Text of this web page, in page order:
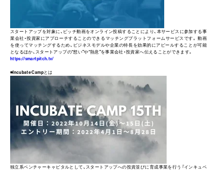
スタートアップを対象に、ピッチ動画をオンライン投稿することにより、本サービスに参加する事
業会社・投資家にアプローチすることのできるマッチングプラットフォームサービスです。 動画
を使ってマッチングするため、ビジネスモデルや企業の特長を効果的にアピールすることが可能
となるほか、スタートアップの“想い”や“熱意”を事業会社・投資家へ伝えることができます。
https://smartpitch.tv/
■Incubate Campとは
独立系ベンチャーキャピタルとして、スタートアップへの投資並びに育成事業を行う『インキュベ